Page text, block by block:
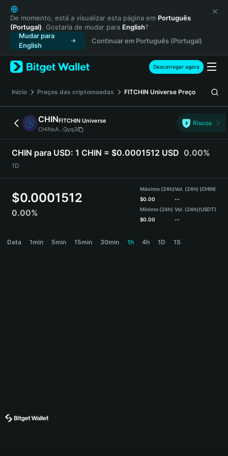
English
日本語
Tiếng Việt
Русский
Español (Latinoamérica)
Türkçe
Français
Deutsch
简体中文
繁體中文
Português (Portugal)
Bahasa Indonesia
ภาษาไทย
हिन्दी
Español
Português (Brasil)
De momento, está a visualizar esta página em Português
(Portugal). Gostaria de mudar para English?
Mudar para
English
Continuar em Português (Portugal)
Descarregar agora
Início Preços das criptomoedas FITCHIN Universe Preço
CHINFITCHIN Universe
CHiNsA...Qyq3
Riscos
CHIN para USD: 1 CHIN = $0.0001512 USD 0.00%
1D
$0.0001512
0.00%
Máximo (24h)
$0.00
Mínimo (24h)
$0.00
Vol. (24h) (CHIN)
--
Vol. (24h)(USDT)
--
Data 1min 5min 15min 30min 1h 4h 1D 1S